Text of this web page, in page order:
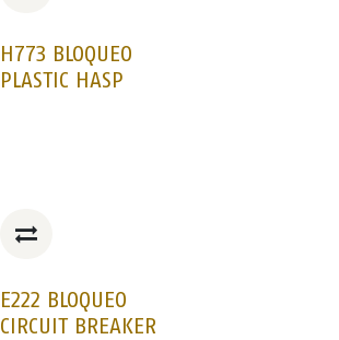
H773 BLOQUEO
PLASTIC HASP
E222 BLOQUEO
CIRCUIT BREAKER